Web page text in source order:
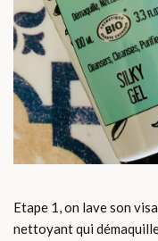
Etape 1, on lave son
nettoyant qui